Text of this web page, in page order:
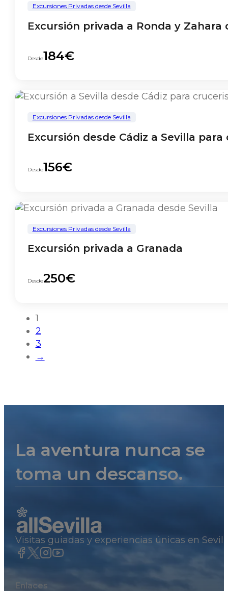
Excursiones Privadas desde Sevilla
Excursión privada a Ronda y Zahara
Desde184€
Excursiones Privadas desde Sevilla
Excursión desde Cádiz a Sevilla
Desde156€
Excursiones Privadas desde Sevilla
Excursión privada a Granada
Desde250€
1
2
3
→
La aventura nunca se
toma un descanso.
Visitas guiadas y experiencias únicas en
Enlaces